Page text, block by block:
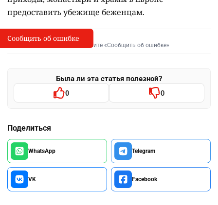
предоставить убежище беженцам.
I
Сообщить об опечатке
Выделите фрагмент и нажмите «Сообщить об ошибке»
Была ли эта статья полезной?
0 0
Поделиться
WhatsApp Telegram
VK Facebook
Сообщить об ошибке